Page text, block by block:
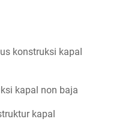
konstruksi kapal
kapal non baja
kapal